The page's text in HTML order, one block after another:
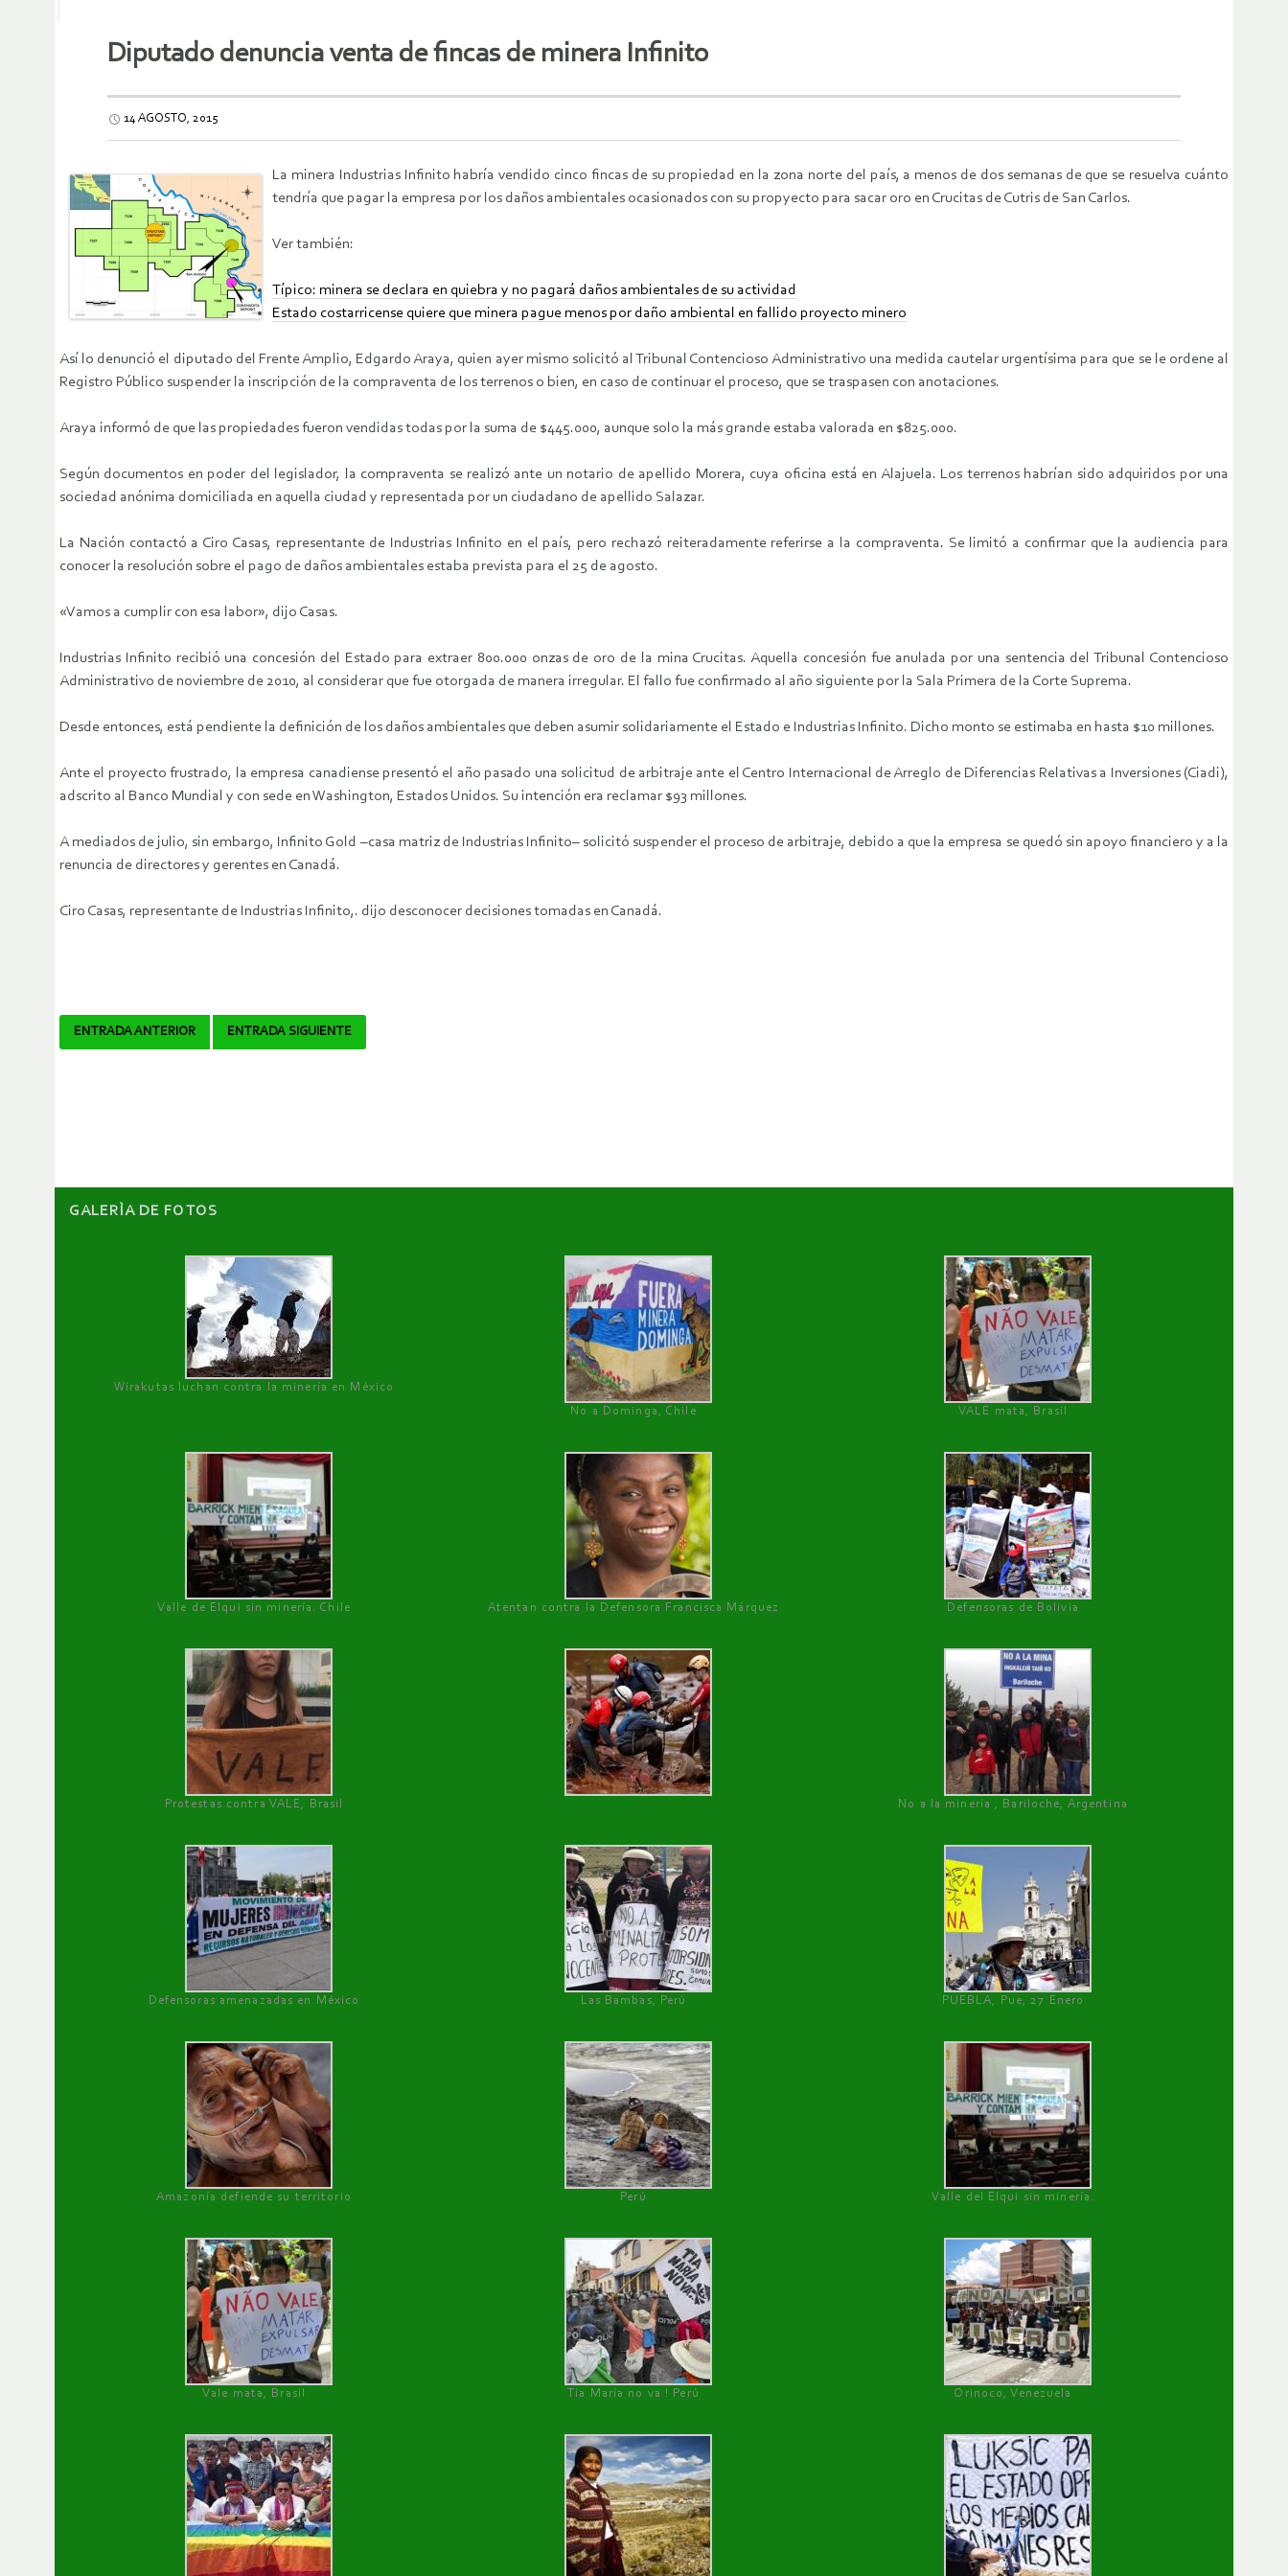
Diputado denuncia venta de fincas de minera Infinito
14 AGOSTO, 2015
La minera Industrias Infinito habría vendido cinco fincas de su propiedad en la zona norte del país, a menos de dos semanas de que se resuelva cuánto
tendría que pagar la empresa por los daños ambientales ocasionados con su propyecto para sacar oro en Crucitas de Cutris de San Carlos.
Ver también:
Típico: minera se declara en quiebra y no pagará daños ambientales de su actividad
Estado costarricense quiere que minera pague menos por daño ambiental en fallido proyecto minero
Así lo denunció el diputado del Frente Amplio, Edgardo Araya, quien ayer mismo solicitó al Tribunal Contencioso Administrativo una medida cautelar urgentísima para que se le ordene al
Registro Público suspender la inscripción de la compraventa de los terrenos o bien, en caso de continuar el proceso, que se traspasen con anotaciones.
Araya informó de que las propiedades fueron vendidas todas por la suma de $445.000, aunque solo la más grande estaba valorada en $825.000.
Según documentos en poder del legislador, la compraventa se realizó ante un notario de apellido Morera, cuya oficina está en Alajuela. Los terrenos habrían sido adquiridos por una
sociedad anónima domiciliada en aquella ciudad y representada por un ciudadano de apellido Salazar.
La Nación contactó a Ciro Casas, representante de Industrias Infinito en el país, pero rechazó reiteradamente referirse a la compraventa. Se limitó a confirmar que la audiencia para
conocer la resolución sobre el pago de daños ambientales estaba prevista para el 25 de agosto.
«Vamos a cumplir con esa labor», dijo Casas.
Industrias Infinito recibió una concesión del Estado para extraer 800.000 onzas de oro de la mina Crucitas. Aquella concesión fue anulada por una sentencia del Tribunal Contencioso
Administrativo de noviembre de 2010, al considerar que fue otorgada de manera irregular. El fallo fue confirmado al año siguiente por la Sala Primera de la Corte Suprema.
Desde entonces, está pendiente la definición de los daños ambientales que deben asumir solidariamente el Estado e Industrias Infinito. Dicho monto se estimaba en hasta $10 millones.
Ante el proyecto frustrado, la empresa canadiense presentó el año pasado una solicitud de arbitraje ante el Centro Internacional de Arreglo de Diferencias Relativas a Inversiones (Ciadi),
adscrito al Banco Mundial y con sede en Washington, Estados Unidos. Su intención era reclamar $93 millones.
A mediados de julio, sin embargo, Infinito Gold –casa matriz de Industrias Infinito– solicitó suspender el proceso de arbitraje, debido a que la empresa se quedó sin apoyo financiero y a la
renuncia de directores y gerentes en Canadá.
Ciro Casas, representante de Industrias Infinito,. dijo desconocer decisiones tomadas en Canadá.
Navegador
ENTRADA ANTERIOR ENTRADA SIGUIENTE
GALERÌA DE FOTOS
Wirakutas luchan contra la minería en México
No a Dominga, Chile
VALE mata, Brasil
Valle de Elqui sin minería. Chile Atentan contra la Defensora Francisca Márquez Defensoras de Bolivia
Protestas contra VALE, Brasil No a la minería , Bariloche, Argentina
Defensoras amenazadas en México Las Bambas, Perú PUEBLA, Pue, 27 Enero
Amazonía defiende su territorio Perú Valle del Elqui sin minería.
Vale mata, Brasil Tía María no va ! Perú Orinoco, Venezuela